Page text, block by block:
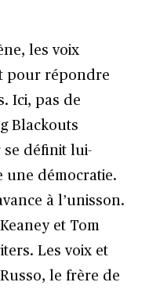
les voix
pour répondre
Ici, pas de
Blackouts
se définit lui-
une démocratie.
à l’unisson.
et Tom
Les voix et
le frère de